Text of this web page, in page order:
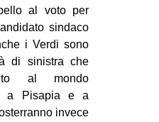
al voto per
sindaco
i Verdi sono
di sinistra che
al mondo
a Pisapia e a
invece